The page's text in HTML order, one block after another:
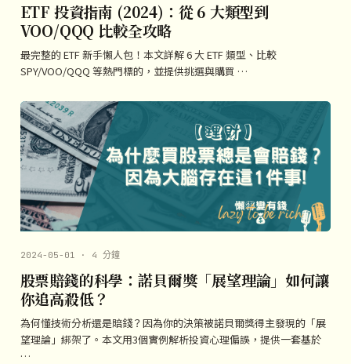
ETF 投資指南 (2024)：從 6 大類型到
VOO/QQQ 比較全攻略
最完整的 ETF 新手懶人包！本文詳解 6 大 ETF 類型、比較
SPY/VOO/QQQ 等熱門標的，並提供挑選與購買 …
2024-05-01 · 4 分鐘
股票賠錢的科學：諾貝爾獎「展望理論」如何讓
你追高殺低？
為何懂技術分析還是賠錢？因為你的決策被諾貝爾獎得主發現的「展
望理論」綁架了。本文用3個實例解析投資心理偏誤，提供一套基於
…